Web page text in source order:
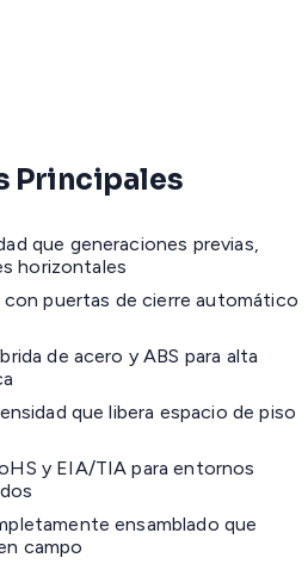
Principales
que generaciones previas,
horizontales
puertas de cierre automático
de acero y ABS para alta
que libera espacio de piso
y EIA/TIA para entornos
ensamblado que
campo